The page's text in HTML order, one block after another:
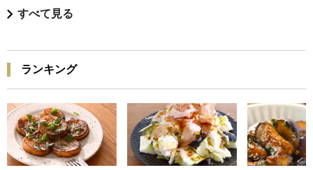
すべて見る
ランキング